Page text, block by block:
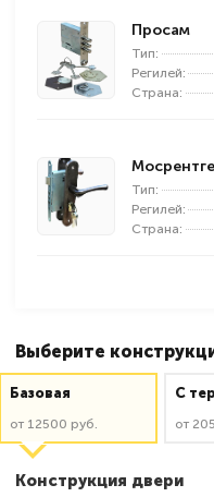
Просам
Тип:
Регилей:
Страна:
Тип:
Регилей:
Страна:
Выберите
Базовая
от 12500 руб.
C
от
Конструкция двери